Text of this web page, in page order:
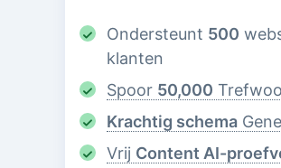
Ondersteunt 500
klanten
Spoor 50,000
Krachtig schema
Vrij Content AI-